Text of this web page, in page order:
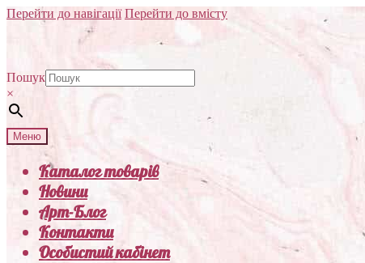
Перейти до навігації Перейти до вмісту
Пошук
×
Меню
Каталог товарів
Новини
Арт-Блог
Контакти
Особистий кабінет